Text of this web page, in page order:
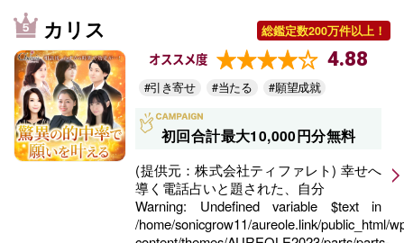
カリス 総鑑定数200万件以上！
オススメ度 4.88
#引き寄せ #当たる #願望成就
初回合計最大10,000円分無料
(提供元：株式会社ティファレト) 幸せへ
導く電話占いと題された、自分
Warning: Undefined variable $text in
/home/sonicgrow11/aureole.link/public_html/